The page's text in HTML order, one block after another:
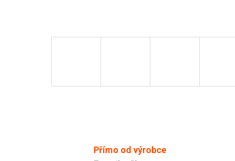
Přímo od výrobce